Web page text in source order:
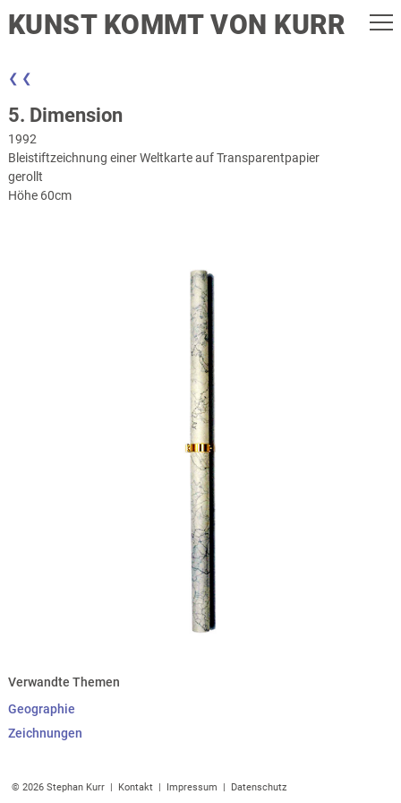
KUNST KOMMT VON KURR
❮ ❮
5. Dimension
1992
Bleistiftzeichnung einer Weltkarte auf Transparentpapier
gerollt
Höhe 60cm
Verwandte Themen
Geographie
Zeichnungen
© 2026 Stephan Kurr | Kontakt | Impressum | Datenschutz